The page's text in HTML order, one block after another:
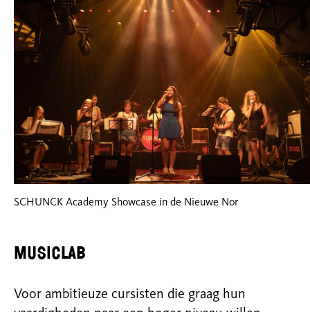
SCHUNCK Academy Showcase in de Nieuwe Nor
MusicLab
Voor ambitieuze cursisten die graag hun